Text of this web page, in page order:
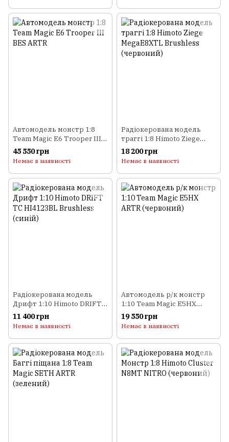
Автомодель монстр 1:8
Team Magic E6 Trooper III
BES ARTR
45 550 грн
Немає в наявності
Радіокерована модель
траггі 1:8 Himoto Ziege
MegaE8XTL Brushless
(червоний)
18 200 грн
Немає в наявності
Радіокерована модель
Дрифт 1:10 Himoto DRIFT
TC HI4123BL Brushless
(синій)
11 400 грн
Немає в наявності
Автомодель р/к монстр
1:10 Team Magic E5HX
ARTR (червоний)
19 550 грн
Немає в наявності